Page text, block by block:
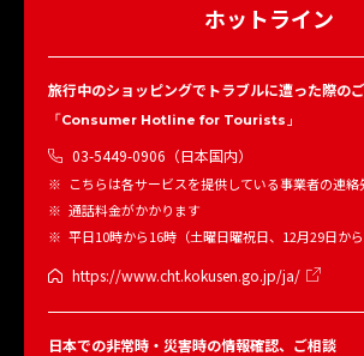
ホットライン
旅行中のショッピングでトラブルに遭った際の
「Consumer Hotline for Tourists」
03-5449-0906（日本国内）
こちらは各サービスを提供している事業者の連
通話料金がかかります
平日10時から16時（土曜日曜祝日、12月29日から
https://www.cht.kokusen.go.jp/ja/
日本での非常時・災害時の情報確認、ご相談